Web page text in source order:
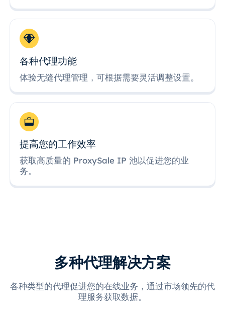
各种代理功能
体验无缝代理管理，可根据需要灵活调整设置。
提高您的工作效率
获取高质量的 ProxySale IP 池以促进您的业
务。
多种代理解决方案
各种类型的代理促进您的在线业务，通过市场领先的代
理服务获取数据。